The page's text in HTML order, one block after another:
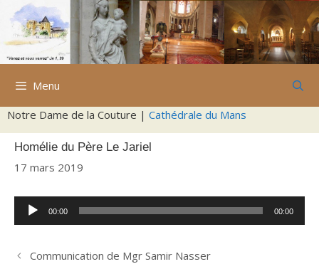
Aller
contenu
Menu
Notre Dame de la Couture | Cathédrale du Mans
Homélie du Père Le Jariel
17 mars 2019
Lecteur
audio
00:00 00:00
Communication de Mgr Samir Nasser